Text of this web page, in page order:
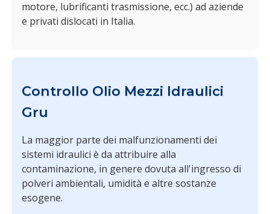
motore, lubrificanti trasmissione, ecc.) ad aziende
e privati dislocati in Italia.
Controllo Olio Mezzi Idraulici
Gru
La maggior parte dei malfunzionamenti dei
sistemi idraulici è da attribuire alla
contaminazione, in genere dovuta all'ingresso di
polveri ambientali, umidità e altre sostanze
esogene.